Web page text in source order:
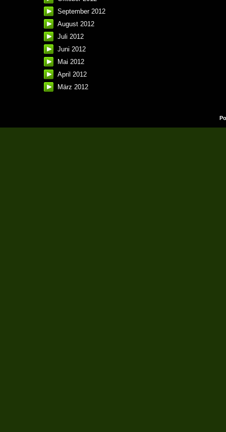
September 2012
August 2012
Juli 2012
Juni 2012
Mai 2012
April 2012
März 2012